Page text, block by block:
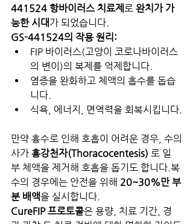
441524 항바이러스 치료제 로 완치가 가
능한 시대가 되었습니다.
GS-441524의 작용 원리:
FIP 바이러스(고양이 코로나바이러스
의 변이)의 복제를 억제합니다.
염증을 완화하고 체액의 흡수를 돕습
니다.
식욕, 에너지, 면역력을 회복시킵니다.
만약 흉수로 인해 호흡이 어려운 경우, 수의
사가 흉강천자(Thoracocentesis) 로 일
부 체액을 제거해 호흡을 돕기도 합니다.복
수의 경우에는 안전을 위해 20~30%만 부
분 배액을 실시합니다.
CureFIP 프로토콜은 용량, 치료 기간, 경